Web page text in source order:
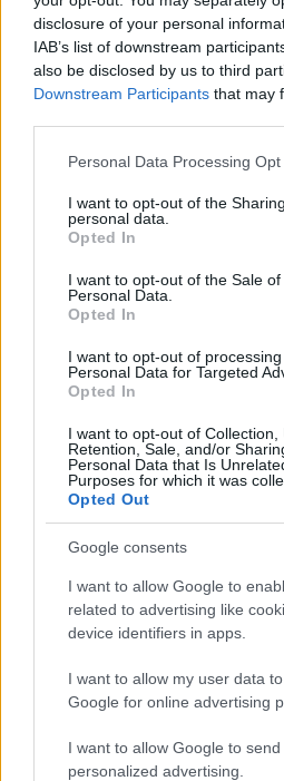
disclosure of your personal
IAB’s list of downstream
also be disclosed by us to third
Downstream Participants that may
Please note that this website/app
not limited to your visit or usage
grant or deny consent to Google
use your data for below specified
consent section.
Personal Data Processing
I want to opt-out of the
personal data.
Opted In
I want to opt-out of the Sale of
Personal Data.
Opted In
I want to opt-out of
Personal Data for Targeted
Opted In
I want to opt-out of Collection,
Retention, Sale, and/or
Personal Data that Is
Purposes for which it was
Opted Out
Google consents
I want to allow Google to
related to advertising like
device identifiers in apps.
I want to allow my user data
Google for online advertising
I want to allow Google to send
personalized advertising.
το
05/03/
θέσεις
απαλλαγή
χώρο
εστίας
Δυτικής
Συρίγος –
διά ζώσης
Συρίγος: